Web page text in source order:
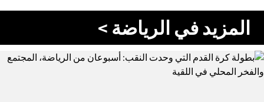
المزيد في الرياضة >